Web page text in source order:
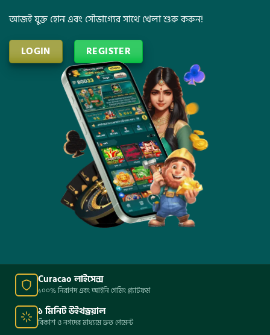
আজই যুক্ত হোন এবং সৌভাগ্যের সাথে খেলা শুরু করুন!
LOGIN REGISTER
Curacao লাইসেন্স
১০০% নিরাপদ এবং আইনি গেমিং প্ল্যাটফর্ম
১ মিনিট উইথড্রয়াল
বিকাশ ও নগদের মাধ্যমে দ্রুত পেমেন্ট